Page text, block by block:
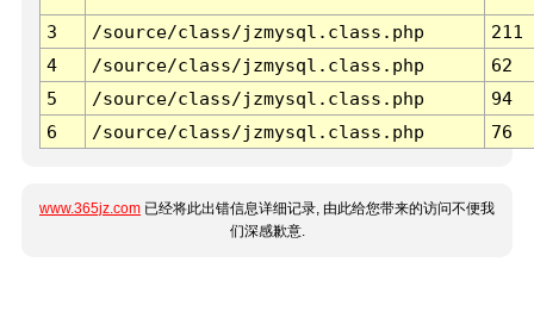
3 /source/class/jzmysql.class.php
211
4
/source/class/jzmysql.class.php
62
5
/source/class/jzmysql.class.php
94
6
/source/class/jzmysql.class.php 76
www.365jz.com 已经将此出错信息详细记录, 由此给您带来的访问不便我
们深感歉意.